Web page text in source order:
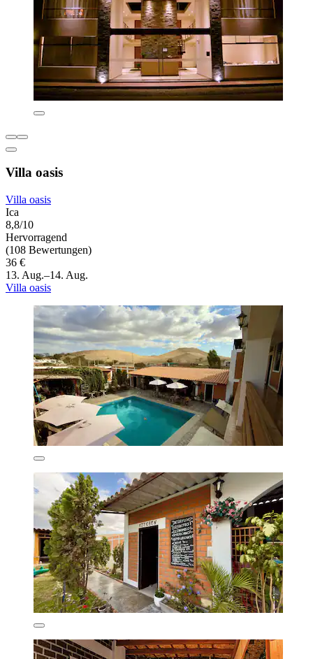
Villa oasis
Villa oasis
Ica
8,8/10
Hervorragend
(108 Bewertungen)
36 €
13. Aug.–14. Aug.
Villa oasis